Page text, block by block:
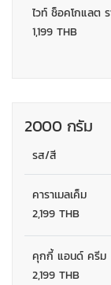
ไวท์ ช็อคโกแลต
1,199 THB
2000 กรัม
รส/สี
คาราเมลเค็ม
2,199 THB
คุกกี้ แอนด์ ครีม
2,199 THB